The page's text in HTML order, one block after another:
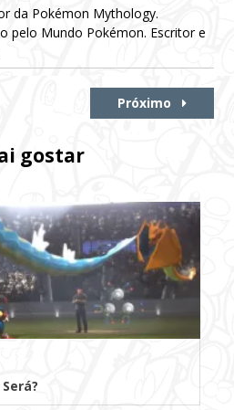
da Pokémon Mythology.
pelo Mundo Pokémon. Escritor e
Próximo
gostar